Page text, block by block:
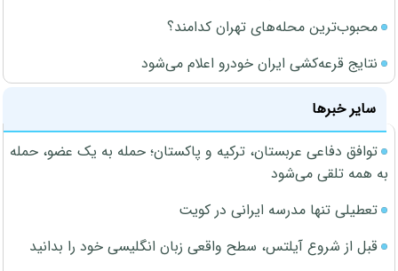
محبوب‌ترین محله‌های تهران کدامند؟
نتایج قرعه‌کشی ایران خودرو اعلام می‌شود
سایر خبرها
توافق دفاعی عربستان، ترکیه و پاکستان؛ حمله به یک عضو، حمله
به همه تلقی می‌شود
تعطیلی تنها مدرسه ایرانی در کویت
قبل از شروع آیلتس، سطح واقعی زبان انگلیسی خود را بدانید